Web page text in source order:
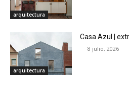
arquitectura
arquitectura
Casa Azul |
8 julio, 2026